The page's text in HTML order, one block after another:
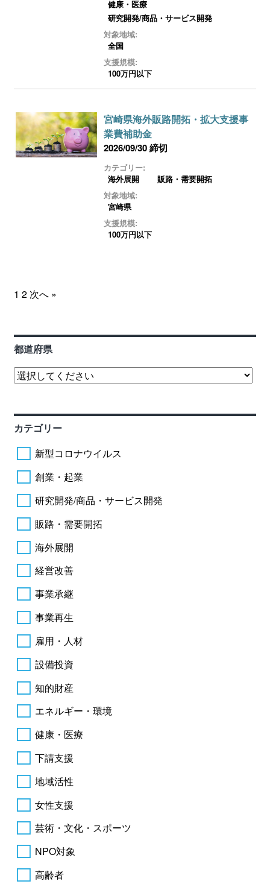
健康・医療
研究開発/商品・サービス開発
対象地域:
全国
支援規模:
100万円以下
宮崎県海外販路開拓・拡大支援事
業費補助金
2026/09/30 締切
カテゴリー:
海外展開
販路・需要開拓
対象地域:
宮崎県
支援規模:
100万円以下
1 2 次へ »
都道府県
カテゴリー
新型コロナウイルス
創業・起業
研究開発/商品・サービス開発
販路・需要開拓
海外展開
経営改善
事業承継
事業再生
雇用・人材
設備投資
知的財産
エネルギー・環境
健康・医療
下請支援
地域活性
女性支援
芸術・文化・スポーツ
NPO対象
高齢者